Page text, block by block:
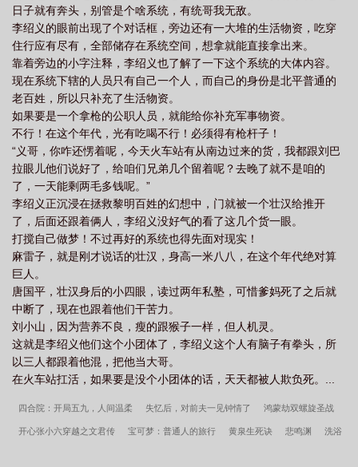
日子就有奔头，别管是个啥系统，有统哥我无敌。
李绍义的眼前出现了个对话框，旁边还有一大堆的生活物资，吃穿
住行应有尽有，全部储存在系统空间，想拿就能直接拿出来。
靠着旁边的小字注释，李绍义也了解了一下这个系统的大体内容。
现在系统下辖的人员只有自己一个人，而自己的身份是北平普通的
老百姓，所以只补充了生活物资。
如果要是一个拿枪的公职人员，就能给你补充军事物资。
不行！在这个年代，光有吃喝不行！必须得有枪杆子！
“义哥，你咋还愣着呢，今天火车站有从南边过来的货，我都跟刘巴
拉眼儿他们说好了，给咱们兄弟几个留着呢？去晚了就不是咱的
了，一天能剩两毛多钱呢。”
李绍义正沉浸在拯救黎明百姓的幻想中，门就被一个壮汉给推开
了，后面还跟着俩人，李绍义没好气的看了这几个货一眼。
打搅自己做梦！不过再好的系统也得先面对现实！
麻雷子，就是刚才说话的壮汉，身高一米八八，在这个年代绝对算
巨人。
唐国平，壮汉身后的小四眼，读过两年私塾，可惜爹妈死了之后就
中断了，现在也跟着他们干苦力。
刘小山，因为营养不良，瘦的跟猴子一样，但人机灵。
这就是李绍义他们这个小团体了，李绍义这个人有脑子有拳头，所
以三人都跟着他混，把他当大哥。
在火车站扛活，如果要是没个小团体的话，天天都被人欺负死。...
四合院：开局五九，人间温柔 失忆后，对前夫一见钟情了 鸿蒙劫双螺旋圣战
开心张小六穿越之文君传 宝可梦：普通人的旅行 黄泉生死诀 悲鸣渊 洗浴